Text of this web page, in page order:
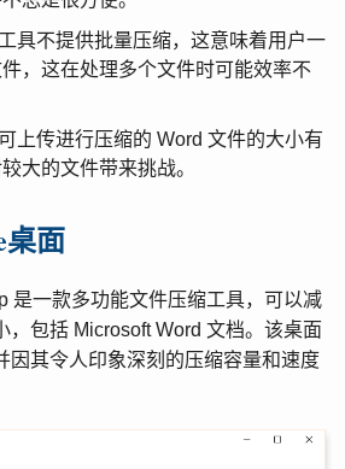
具不提供批量压缩，这意味着用户一
，这在处理多个文件时可能效率不
上传进行压缩的 Word 文件的大小有
大的文件带来挑战。
面
是一款多功能文件压缩工具，可以减
，包括 Microsoft Word 文档。该桌面
因其令人印象深刻的压缩容量和速度